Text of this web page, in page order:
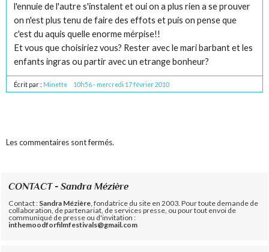
l'ennuie de l'autre s'instalent et oui on a plus rien a se prouver
on n'est plus tenu de faire des effots et puis on pense que
c'est du aquis quelle enorme mérpise!!
Et vous que choisiriez vous? Rester avec le mari barbant et les
enfants ingras ou partir avec un etrange bonheur?
Écrit par : Minette 10h56- mercredi 17 février 2010
Les commentaires sont fermés.
CONTACT - Sandra Mézière
Contact : Sandra Mézière , fondatrice du site en 2003. Pour toute demande de
collaboration, de partenariat, de services presse, ou pour tout envoi de
communiqué de presse ou d'invitation :
inthemoodforfilmfestivals@gmail.com